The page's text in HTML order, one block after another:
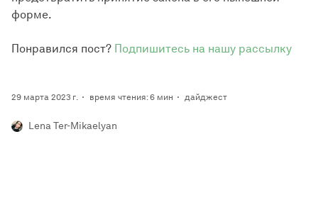
форме.
Понравился пост? Подпишитесь на нашу рассылку
29 марта 2023 г. время чтения: 6 мин дайджест
Lena Ter-Mikaelyan